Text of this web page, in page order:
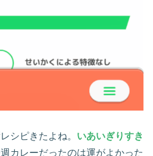
シピきたよね。 いあいぎりすき
カレーだったのは運がよかった